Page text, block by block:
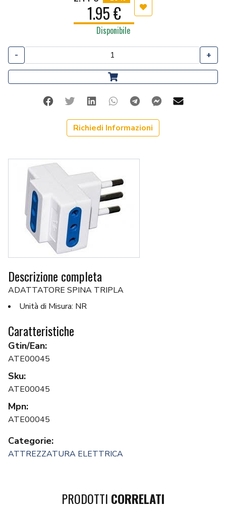
1.95 € Aggiungi ai preferiti
Disponibile
- +
FacebookTwitterLinkedinWhatsappTelegramFacebook
Richiedi Informazioni
Descrizione completa
ADATTATORE SPINA TRIPLA
Unità di Misura: NR
Caratteristiche
Gtin/Ean:
ATE00045
Sku:
ATE00045
Mpn:
ATE00045
Categorie:
ATTREZZATURA ELETTRICA
PRODOTTI CORRELATI